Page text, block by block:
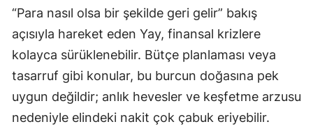
“Para nasıl olsa bir şekilde geri gelir” bakış
açısıyla hareket eden Yay, finansal krizlere
kolayca sürüklenebilir. Bütçe planlaması veya
tasarruf gibi konular, bu burcun doğasına pek
uygun değildir; anlık hevesler ve keşfetme arzusu
nedeniyle elindeki nakit çok çabuk eriyebilir.